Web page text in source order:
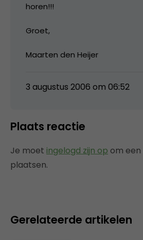
horen!!!
Groet,
Maarten den Heijer
3 augustus 2006 om 06:52
Plaats reactie
Je moet ingelogd zijn op om
plaatsen.
Gerelateerde artikelen